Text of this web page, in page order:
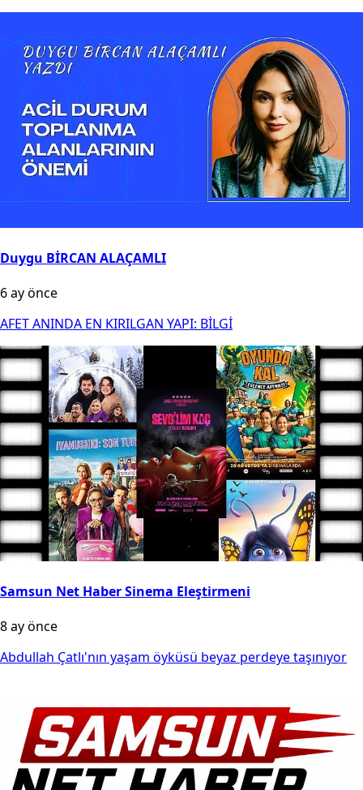
Duygu BİRCAN ALAÇAMLI
6 ay önce
AFET ANINDA EN KIRILGAN YAPI: BİLGİ
Samsun Net Haber Sinema Eleştirmeni
8 ay önce
Abdullah Çatlı'nın yaşam öyküsü beyaz perdeye taşınıyor